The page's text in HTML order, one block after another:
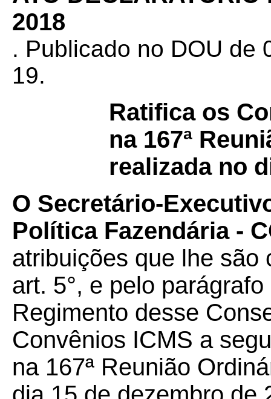
2018
. Publicado no DOU de
19.
Ratifica os
na 167ª
realizada no
O Secretário-
Política Fazendária -
atribuições que lhe são
art. 5°, e pelo
Regimento desse
Convênios ICMS a
na 167ª Reunião